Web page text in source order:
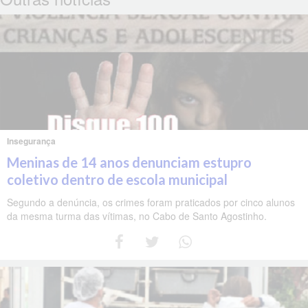
Insegurança
Meninas de 14 anos denunciam estupro
coletivo dentro de escola municipal
Segundo a denúncia, os crimes foram praticados por cinco alunos
da mesma turma das vítimas, no Cabo de Santo Agostinho.